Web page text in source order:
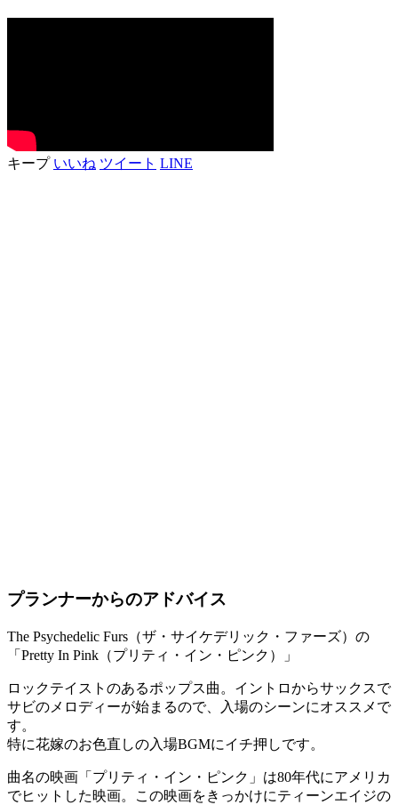
キープ いいね ツイート LINE
プランナーからのアドバイス
The Psychedelic Furs（ザ・サイケデリック・ファーズ）の
「Pretty In Pink（プリティ・イン・ピンク）」
ロックテイストのあるポップス曲。イントロからサックスで
サビのメロディーが始まるので、入場のシーンにオススメで
す。
特に花嫁のお色直しの入場BGMにイチ押しです。
曲名の映画「プリティ・イン・ピンク」は80年代にアメリカ
でヒットした映画。この映画をきっかけにティーンエイジの